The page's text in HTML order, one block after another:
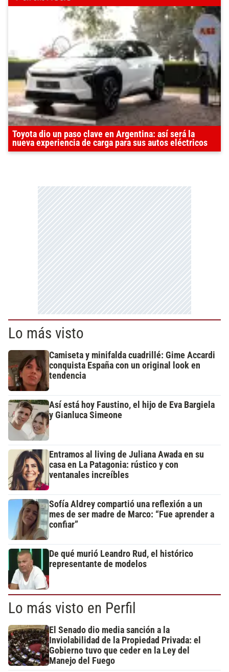
Toyota dio un paso clave en Argentina: así será la
nueva experiencia de carga para sus autos eléctricos
Lo más visto
Camiseta y minifalda cuadrillé: Gime Accardi
conquista España con un original look en
tendencia
Así está hoy Faustino, el hijo de Eva Bargiela
y Gianluca Simeone
Entramos al living de Juliana Awada en su
casa en La Patagonia: rústico y con
ventanales increíbles
Sofía Aldrey compartió una reflexión a un
mes de ser madre de Marco: “Fue aprender a
confiar”
De qué murió Leandro Rud, el histórico
representante de modelos
Lo más visto en Perfil
El Senado dio media sanción a la
Inviolabilidad de la Propiedad Privada: el
Gobierno tuvo que ceder en la Ley del
Manejo del Fuego